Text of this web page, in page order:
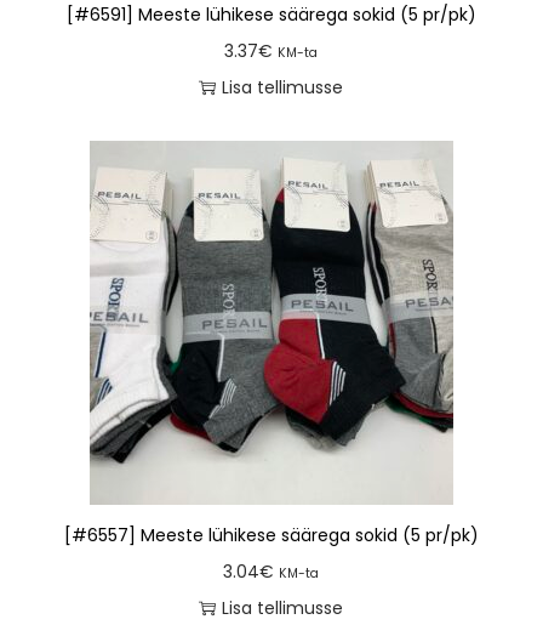
[#6591] Meeste lühikese säärega sokid (5 pr/pk)
3.37€ KM-ta
Lisa tellimusse
[#6557] Meeste lühikese säärega sokid (5 pr/pk)
3.04€ KM-ta
Lisa tellimusse